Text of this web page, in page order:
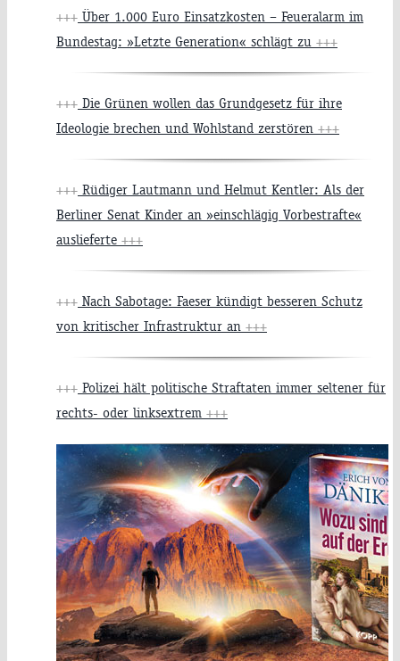
+++ Über 1.000 Euro Einsatzkosten – Feueralarm im
Bundestag: »Letzte Generation« schlägt zu +++
+++ Die Grünen wollen das Grundgesetz für ihre
Ideologie brechen und Wohlstand zerstören +++
+++ Rüdiger Lautmann und Helmut Kentler: Als der
Berliner Senat Kinder an »einschlägig Vorbestrafte«
auslieferte +++
+++ Nach Sabotage: Faeser kündigt besseren Schutz
von kritischer Infrastruktur an +++
+++ Polizei hält politische Straftaten immer seltener für
rechts- oder linksextrem +++